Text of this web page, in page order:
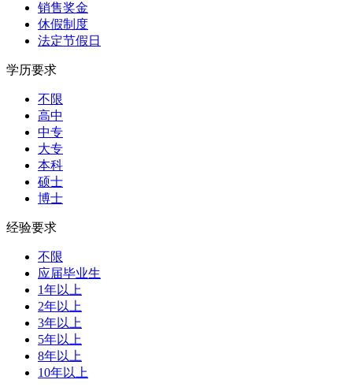
销售奖金
休假制度
法定节假日
学历要求
不限
高中
中专
大专
本科
硕士
博士
经验要求
不限
应届毕业生
1年以上
2年以上
3年以上
5年以上
8年以上
10年以上